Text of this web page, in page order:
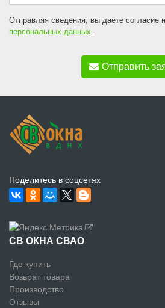
Отправляя сведения, вы даете согласие
персональных данных
Отправить
Поделитесь в соцсетях
СВ ОКНА СВАО
Где купить
Возврат товара
Производство
Отзывы